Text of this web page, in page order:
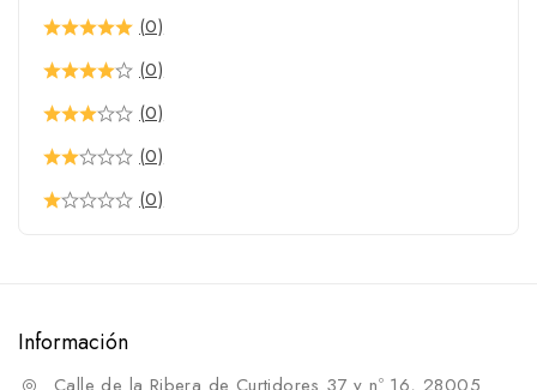
Protectores para cincha
Conjuntos
Correas
(0)
(0)
(0)
(0)
(0)
Información